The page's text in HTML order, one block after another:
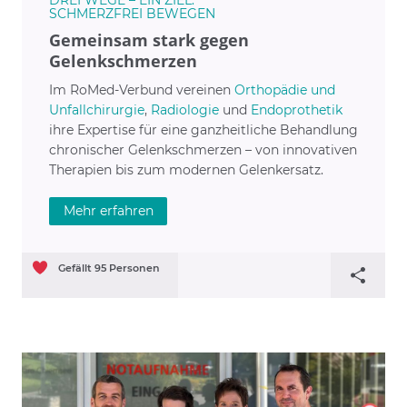
SCHMERZFREI BEWEGEN
Gemeinsam stark gegen
Gelenkschmerzen
Im RoMed-Verbund vereinen Orthopädie und
Unfallchirurgie, Radiologie und Endoprothetik
ihre Expertise für eine ganzheitliche Behandlung
chronischer Gelenkschmerzen – von innovativen
Therapien bis zum modernen Gelenkersatz.
Mehr erfahren
Gefällt 95 Personen